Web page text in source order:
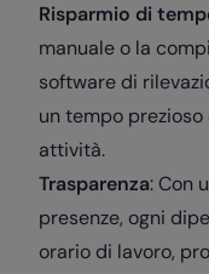
Risparmio di
manuale o la
software di
un tempo
attività.
Trasparenza: Con
presenze, ogni
orario di lavoro,